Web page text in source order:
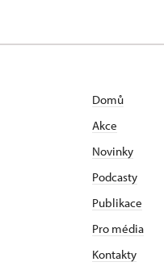
Domů
Akce
Novinky
Podcasty
Publikace
Pro média
Kontakty